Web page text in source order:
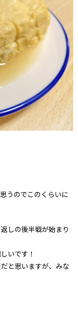
うのでこのくらいに
しの後半戦が始まり
いです！
と思いますが、みな